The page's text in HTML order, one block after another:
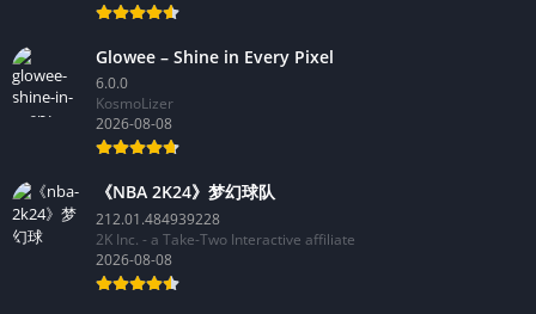
Glowee – Shine in Every Pixel
6.0.0
KosmoLizer
2026-08-08
《NBA 2K24》梦幻球队
212.01.484939228
2K Inc. - a Take-Two Interactive affiliate
2026-08-08